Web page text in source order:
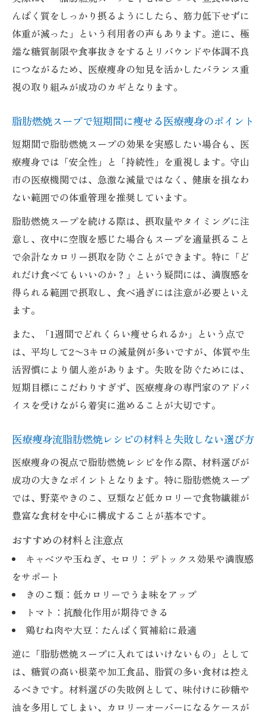
んぱく質をしっかり摂るようにしたら、筋力低下せずに
体重が減った」という利用者の声もあります。逆に、極
端な糖質制限や食事抜きをするとリバウンドや体調不良
につながるため、医療痩身の知見を活かしたバランス重
視の取り組みが成功のカギとなります。
脂肪燃焼スープで短期間に痩せる医療痩身のポイント
短期間で脂肪燃焼スープの効果を実感したい場合も、医
療痩身では「安全性」と「持続性」を重視します。守山
市の医療機関では、急激な減量ではなく、健康を損なわ
ない範囲での体重管理を推奨しています。
脂肪燃焼スープを続ける際は、摂取量やタイミングに注
意し、夜中に空腹を感じた場合もスープを適量摂ること
で余計なカロリー摂取を防ぐことができます。特に「ど
れだけ食べてもいいのか？」という疑問には、満腹感を
得られる範囲で摂取し、食べ過ぎには注意が必要といえ
ます。
また、「1週間でどれくらい痩せられるか」という点で
は、平均して2〜3キロの減量例が多いですが、体質や生
活習慣により個人差があります。失敗を防ぐためには、
短期目標にこだわりすぎず、医療痩身の専門家のアドバ
イスを受けながら着実に進めることが大切です。
医療痩身流脂肪燃焼レシピの材料と失敗しない選び方
医療痩身の視点で脂肪燃焼レシピを作る際、材料選びが
成功の大きなポイントとなります。特に脂肪燃焼スープ
では、野菜やきのこ、豆類など低カロリーで食物繊維が
豊富な食材を中心に構成することが基本です。
おすすめの材料と注意点
キャベツや玉ねぎ、セロリ：デトックス効果や満腹感
をサポート
きのこ類：低カロリーでうま味をアップ
トマト：抗酸化作用が期待できる
鶏むね肉や大豆：たんぱく質補給に最適
逆に「脂肪燃焼スープに入れてはいけないもの」として
は、糖質の高い根菜や加工食品、脂質の多い食材は控え
るべきです。材料選びの失敗例として、味付けに砂糖や
油を多用してしまい、カロリーオーバーになるケースが